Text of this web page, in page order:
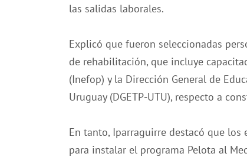
las salidas laborales.
Explicó que fueron seleccionadas
de rehabilitación, que incluye
(Inefop) y la Dirección General de
Uruguay (DGETP-UTU), respecto a
En tanto, Iparraguirre destacó que
para instalar el programa Pelota al